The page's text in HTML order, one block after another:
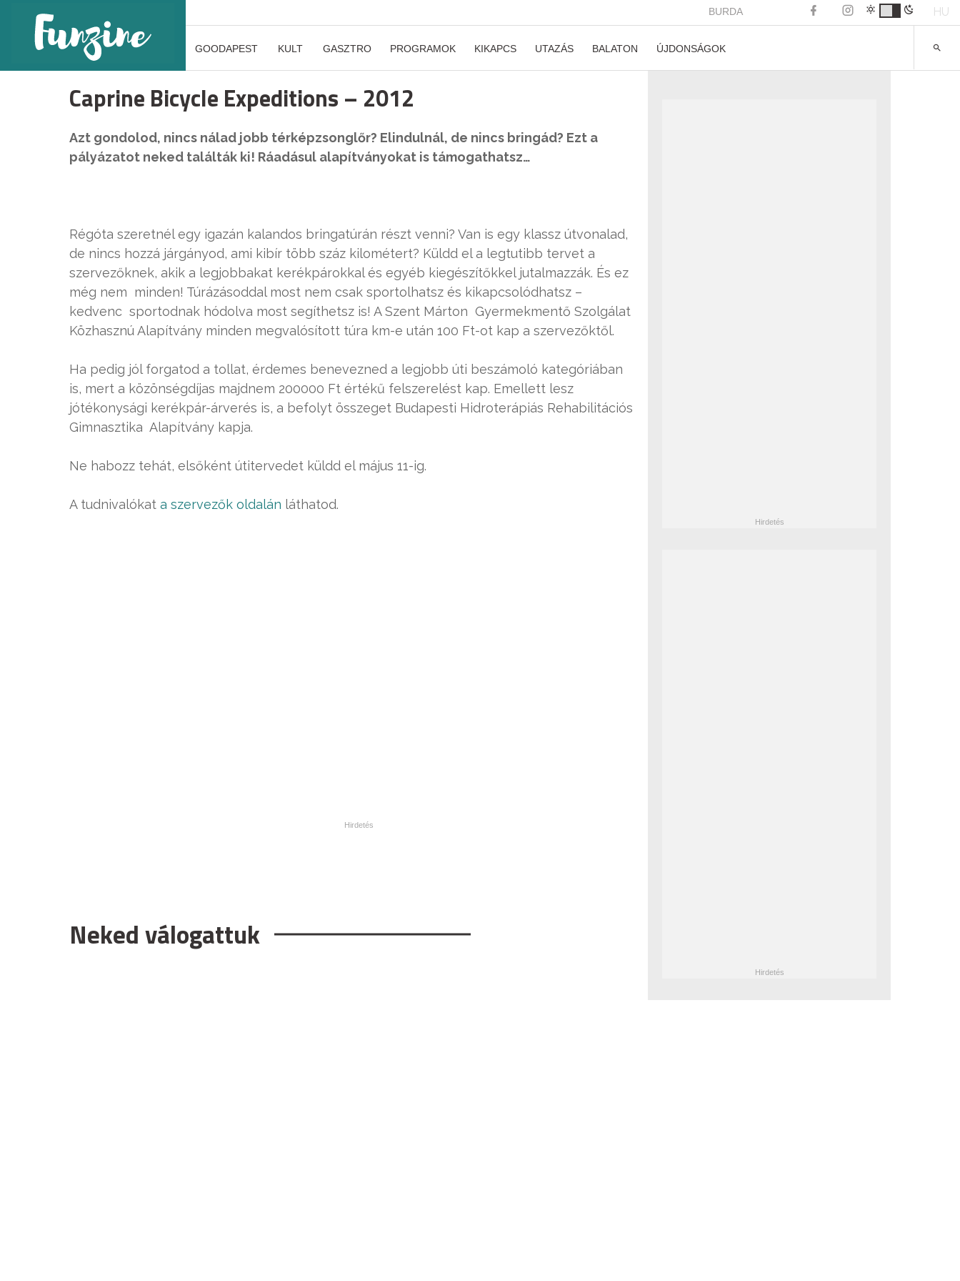
BURDA HU
GOODAPEST KULT GASZTRO PROGRAMOK KIKAPCS UTAZÁS BALATON ÚJDONSÁGOK
Caprine Bicycle Expeditions – 2012
Azt gondolod, nincs nálad jobb térképzsonglőr? Elindulnál, de nincs bringád? Ezt a
pályázatot neked találták ki! Ráadásul alapítványokat is támogathatsz…
Régóta szeretnél egy igazán kalandos bringatúrán részt venni? Van is egy klassz útvonalad,
de nincs hozzá járgányod, ami kibír több száz kilométert? Küldd el a legtutibb tervet a
szervezőknek, akik a legjobbakat kerékpárokkal és egyéb kiegészítőkkel jutalmazzák. És ez
még nem minden! Túrázásoddal most nem csak sportolhatsz és kikapcsolódhatsz –
kedvenc sportodnak hódolva most segíthetsz is! A Szent Márton Gyermekmentő Szolgálat
Közhasznú Alapítvány minden megvalósított túra km-e után 100 Ft-ot kap a szervezőktől.
Ha pedig jól forgatod a tollat, érdemes benevezned a legjobb úti beszámoló kategóriában
is, mert a közönségdíjas majdnem 200000 Ft értékű felszerelést kap. Emellett lesz
jótékonysági kerékpár-árverés is, a befolyt összeget Budapesti Hidroterápiás Rehabilitációs
Gimnasztika Alapítvány kapja.
Ne habozz tehát, elsőként útitervedet küldd el május 11-ig.
A tudnivalókat a szervezők oldalán láthatod.
Neked válogattuk